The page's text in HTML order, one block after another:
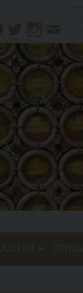
TwitterInstagram
Mail